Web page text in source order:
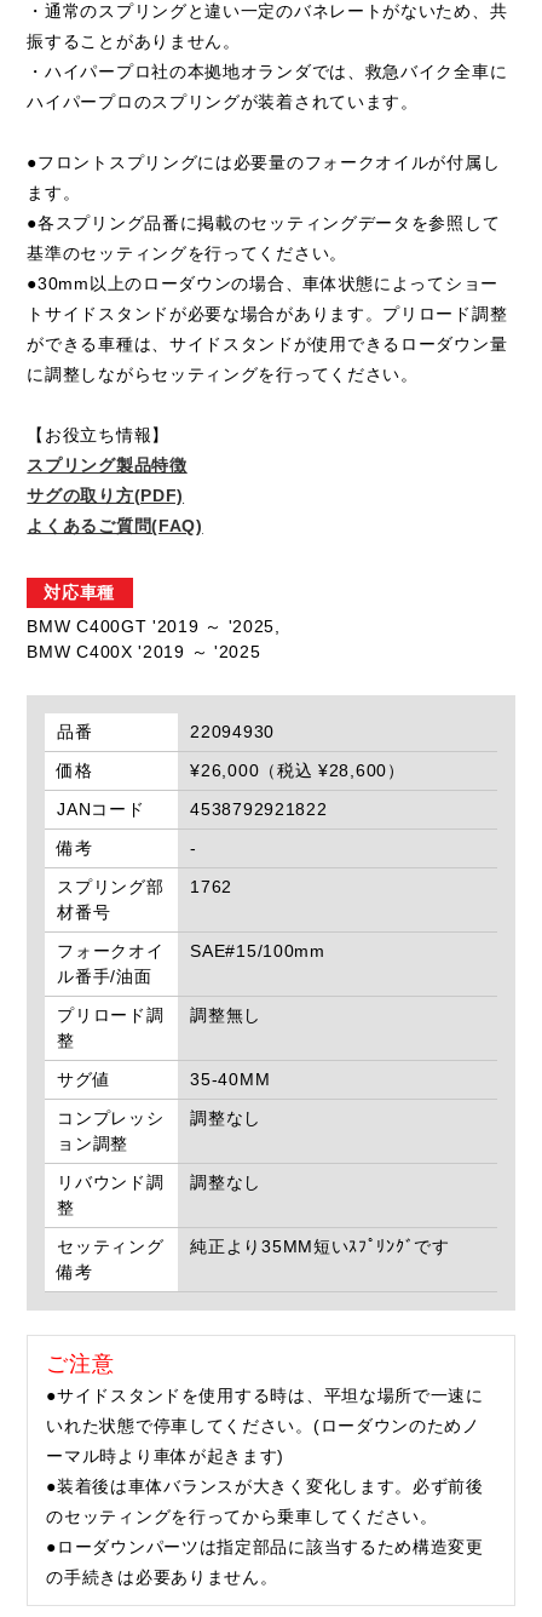
・通常のスプリングと違い一定のバネレートがないため、共
振することがありません。
・ハイパープロ社の本拠地オランダでは、救急バイク全車に
ハイパープロのスプリングが装着されています。
●フロントスプリングには必要量のフォークオイルが付属し
ます。
●各スプリング品番に掲載のセッティングデータを参照して
基準のセッティングを行ってください。
●30mm以上のローダウンの場合、車体状態によってショー
トサイドスタンドが必要な場合があります。プリロード調整
ができる車種は、サイドスタンドが使用できるローダウン量
に調整しながらセッティングを行ってください。
【お役立ち情報】
スプリング製品特徴
サグの取り方(PDF)
よくあるご質問(FAQ)
対応車種
BMW C400GT '2019 ～ '2025,
BMW C400X '2019 ～ '2025
品番
22094930
価格
¥26,000（税込 ¥28,600）
JANコード
4538792921822
備考
-
スプリング部
材番号
1762
フォークオイ
ル番手/油面
SAE#15/100mm
プリロード調
整
調整無し
サグ値
35-40MM
コンプレッシ
ョン調整
調整なし
リバウンド調
整
調整なし
セッティング
備考
純正より35MM短いｽﾌﾟﾘﾝｸﾞです
ご注意
●サイドスタンドを使用する時は、平坦な場所で一速に
いれた状態で停車してください。(ローダウンのためノ
ーマル時より車体が起きます)
●装着後は車体バランスが大きく変化します。必ず前後
のセッティングを行ってから乗車してください。
●ローダウンパーツは指定部品に該当するため構造変更
の手続きは必要ありません。